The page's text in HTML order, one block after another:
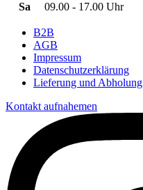
Sa
09.00 - 17.00 Uhr
B2B
AGB
Impressum
Datenschutzerklärung
Lieferung und Abholung
Kontakt aufnahemen